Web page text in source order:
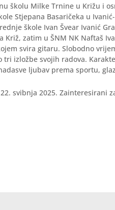
školu Milke Trnine u Križu i
Stjepana Basaričeka u
škole Ivan Švear Ivanić
Križ, zatim u ŠNM NK Naftaš
svira gitaru. Slobodno
tri izložbe svojih radova.
ljubav prema sportu,
svibnja 2025. Zainteresirani